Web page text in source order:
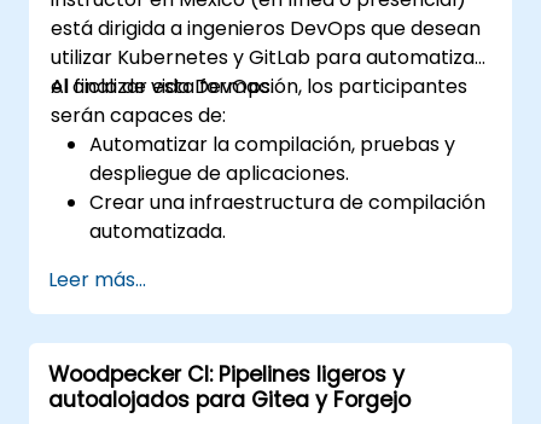
confianza y eficiencia los flujos de trabajo
modernos DVCS para obtener procesos de
desarrollo colaborativo más rápidos.
está dirigida a ingenieros DevOps que desean
utilizar Kubernetes y GitLab para automatizar
el ciclo de vida DevOps.
Al finalizar esta formación, los participantes
serán capaces de:
Automatizar la compilación, pruebas y
despliegue de aplicaciones.
Crear una infraestructura de compilación
automatizada.
nube contenerizado.
Leer más...
Woodpecker CI: Pipelines ligeros y
autoalojados para Gitea y Forgejo